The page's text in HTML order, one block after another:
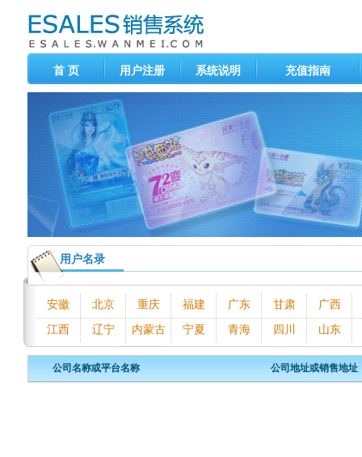
首 页 用户注册 系统说明 充值指南
用户名录
安徽 北京 重庆 福建 广东 甘肃 广西
江西 辽宁 内蒙古 宁夏 青海 四川 山东
公司名称或平台名称 公司地址或销售地址